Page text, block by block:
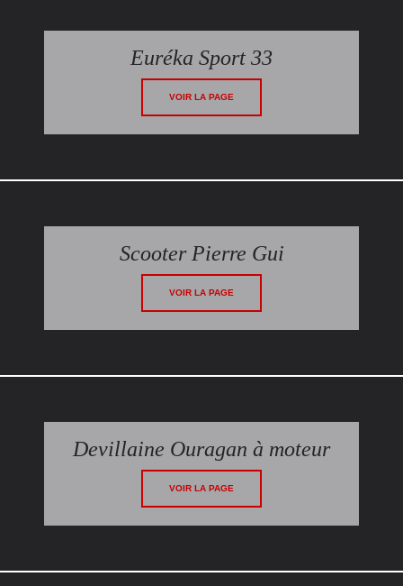
Euréka Sport 33
VOIR LA PAGE
Scooter Pierre Gui
VOIR LA PAGE
Devillaine Ouragan à moteur
VOIR LA PAGE